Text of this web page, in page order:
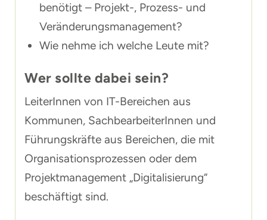
benötigt – Projekt-, Prozess- und
Veränderungsmanagement?
Wie nehme ich welche Leute mit?
Wer sollte dabei sein?
LeiterInnen von IT-Bereichen aus
Kommunen, SachbearbeiterInnen und
Führungskräfte aus Bereichen, die mit
Organisationsprozessen oder dem
Projektmanagement „Digitalisierung“
beschäftigt sind.